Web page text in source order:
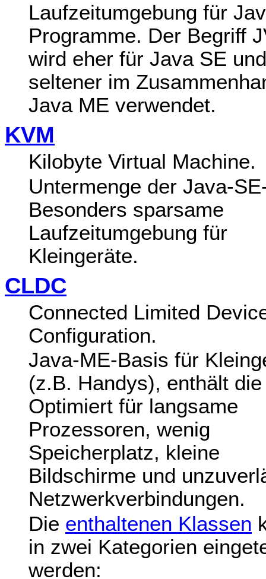
Laufzeitumgebung für
Programme. Der Begriff
wird eher für Java SE und
seltener im
Java ME verwendet.
KVM
Kilobyte Virtual Machine.
Untermenge der Java-
Besonders sparsame
Laufzeitumgebung für
Kleingeräte.
CLDC
Connected Limited
Configuration.
Java-ME-Basis für
(z.B. Handys), enthält
Optimiert für langsame
Prozessoren, wenig
Speicherplatz, kleine
Bildschirme und
Netzwerkverbindungen.
Die enthaltenen Klassen
in zwei Kategorien
werden: